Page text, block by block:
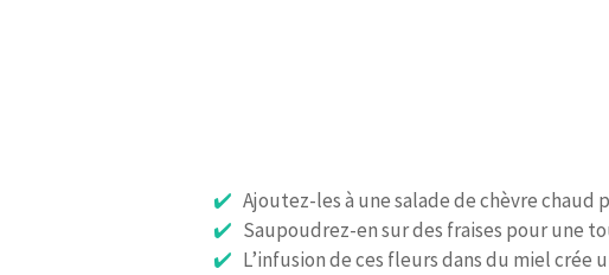
Ajoutez-les à une salade de chèvre
Saupoudrez-en sur des fraises pour une
L’infusion de ces fleurs dans du miel crée